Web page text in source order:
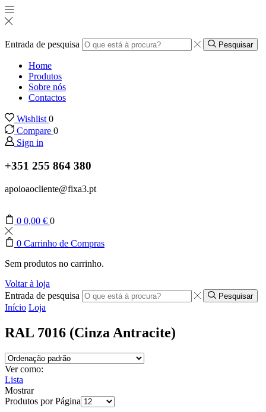
Entrada de pesquisa Pesquisar
Home
Produtos
Sobre nós
Contactos
Wishlist 0
Compare 0
Sign in
+351 255 864 380
apoioaocliente@fixa3.pt
0 0,00 € 0
0 Carrinho de Compras
Sem produtos no carrinho.
Voltar à loja
Entrada de pesquisa
Pesquisar
Início Loja
RAL 7016 (Cinza Antracite)
Ver como:
Lista
Mostrar
Produtos por Página